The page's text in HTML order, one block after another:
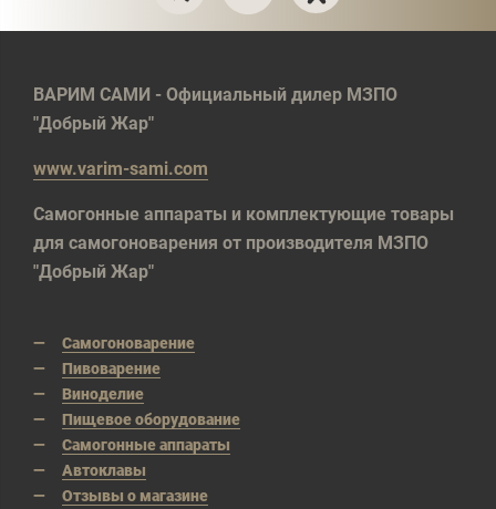
ВАРИМ САМИ - Официальный дилер МЗПО
"Добрый Жар"
www.varim-sami.com
Самогонные аппараты и комплектующие товары
для самогоноварения от производителя МЗПО
"Добрый Жар"
Самогоноварение
Пивоварение
Виноделие
Пищевое оборудование
Самогонные аппараты
Автоклавы
Отзывы о магазине